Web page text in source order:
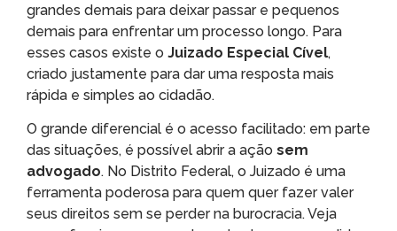
grandes demais para deixar passar e pequenos
demais para enfrentar um processo longo. Para
esses casos existe o Juizado Especial Cível,
criado justamente para dar uma resposta mais
rápida e simples ao cidadão.
O grande diferencial é o acesso facilitado: em parte
das situações, é possível abrir a ação sem
advogado. No Distrito Federal, o Juizado é uma
ferramenta poderosa para quem quer fazer valer
seus direitos sem se perder na burocracia. Veja